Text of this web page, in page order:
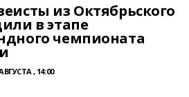
из Октябрьского
в этапе
чемпионата
, 14:00